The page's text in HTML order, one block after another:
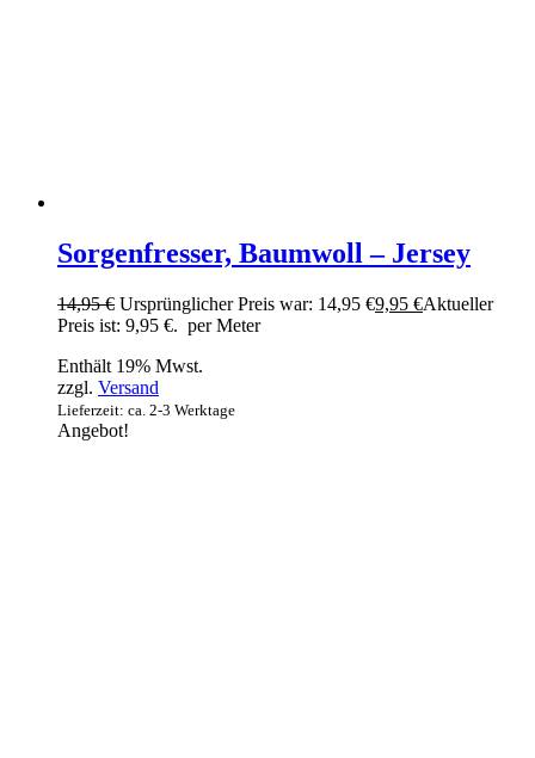
Sorgenfresser, Baumwoll – Jersey
14,95€ Ursprünglicher Preis war: 14,95 €9,95 €Aktueller
Preis ist: 9,95 €. per Meter
Enthält 19% Mwst.
zzgl. Versand
Lieferzeit: ca. 2-3 Werktage
Angebot!